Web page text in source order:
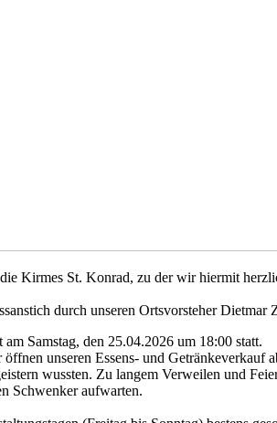
Kirmes St. Konrad, zu der wir hiermit
durch unseren Ortsvorsteher Dietmar
Samstag, den 25.04.2026 um 18:00 statt.
unseren Essens- und
wussten. Zu langem Verweilen und
Schwenker aufwarten.